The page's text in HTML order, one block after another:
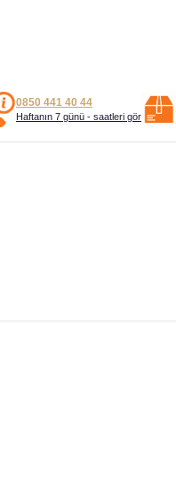
0850 441 40 44
Haftanın 7 günü - saatleri gör